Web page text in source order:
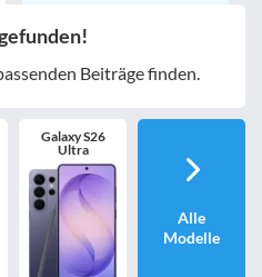
nur 5G-Handys
Bewertung
Beiträge finden.
Galaxy S26
Ultra
Alle
Modelle